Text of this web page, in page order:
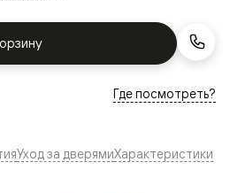
Где посмотреть?
Уход за дверямиХарактеристики